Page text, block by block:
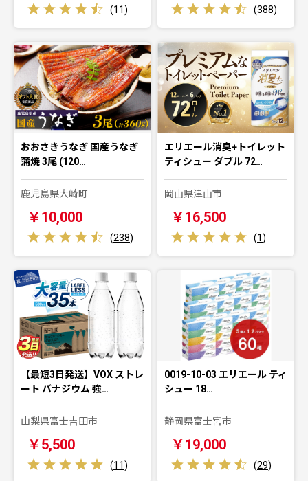
(11) (388)
おおさきうなぎ 国産うなぎ
蒲焼 3尾 (120…
鹿児島県大崎町
￥10,000
(238)
エリエール消臭+トイレット
ティシュー ダブル 72…
岡山県津山市
￥16,500
(1)
【最短3日発送】VOX ストレ
ート バナジウム 強…
山梨県富士吉田市
￥5,500
(11)
0019-10-03 エリエール ティ
シュー 18…
静岡県富士宮市
￥19,000
(29)